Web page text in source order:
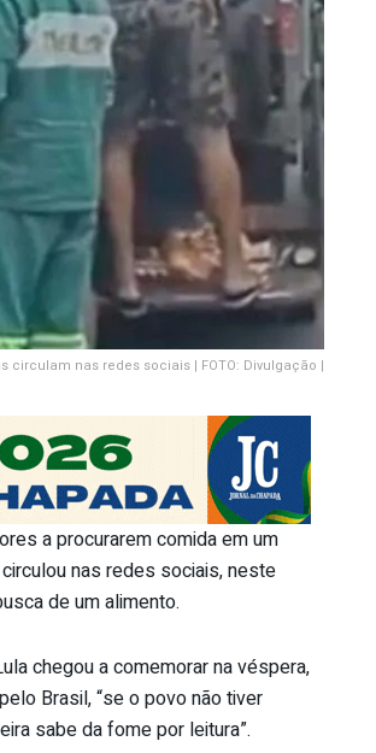
circulam nas redes sociais | FOTO: Divulgação |
a procurarem comida em um
nas redes sociais, neste
de um alimento.
chegou a comemorar na véspera,
Brasil, “se o povo não tiver
sabe da fome por leitura”.